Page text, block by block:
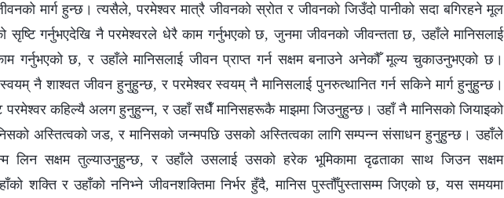
मार्ग हुन्‍छ। त्यसैले, परमेश्‍वर मात्रै जीवनको स्रोत र जीवनको जिउँदो पानीको सदा बगिरहने मूल
सृष्टि गर्नुभएदेखि नै परमेश्‍वरले धेरै काम गर्नुभएको छ, जुनमा जीवनको जीवन्तता छ, उहाँले मानिसलाई
गर्नुभएको छ, र उहाँले मानिसलाई जीवन प्राप्त गर्न सक्षम बनाउने अनेकौँ मूल्य चुकाउनुभएको छ।
नै शाश्वत जीवन हुनुहुन्छ, र परमेश्‍वर स्वयम् नै मानिसलाई पुनरुत्थानित गर्न सकिने मार्ग हुनुहुन्छ।
परमेश्‍वर कहिल्यै अलग हुनुहुन्‍न, र उहाँ सधैँ मानिसहरूकै माझमा जिउनुहुन्छ। उहाँ नै मानिसको जियाइको
अस्तित्वको जड, र मानिसको जन्‍मपछि उसको अस्तित्वका लागि सम्‍पन्‍न संसाधन हुनुहुन्छ। उहाँले
लिन सक्षम तुल्याउनुहुन्छ, र उहाँले उसलाई उसको हरेक भूमिकामा दृढताका साथ जिउन सक्षम
शक्ति र उहाँको ननिभ्‍ने जीवनशक्तिमा निर्भर हुँदै, मानिस पुस्तौँपुस्तासम्म जिएको छ, यस समयमा